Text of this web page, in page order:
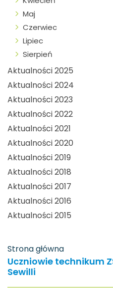
Maj
Czerwiec
Lipiec
Sierpień
Aktualności 2025
Aktualności 2024
Aktualności 2023
Aktualności 2022
Aktualności 2021
Aktualności 2020
Aktualności 2019
Aktualności 2018
Aktualności 2017
Aktualności 2016
Aktualności 2015
Strona główna
Uczniowie technikum
Sewilli